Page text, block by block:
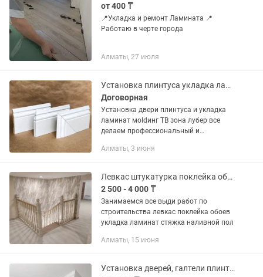
от 400 ₸
📍Укладка и ремонт Ламината 📍
Работаю в черте города
Алматы, 27 июля
Установка плинтуса укладка ламинат тв зона мoldинг галтель
Договорная
Установка двери плинтуса и укладка
ламинат мoldинг ТВ зона лубер все
делаем профессиональный и
Алматы, 3 июня
Левкас штукатурка поклейка обои укладка ламината
2 500 - 4 000 ₸
Занимаемся все выди работ по
строительства левкас поклейка обоев
укладка ламинат стяжка наливной пол
Алматы, 15 июня
Установка дверей, галтели плинтуса, укладка ламината профессионально